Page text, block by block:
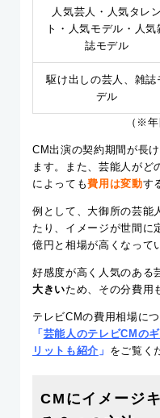
人気芸人・人気タレン
ト・人気モデル・人気
誌モデル
駆け出しの芸人、雑誌
デル
（※
CM出演の契約期間が長
ます。また、芸能人がど
によっても費用は変動す
例として、大御所の芸能
たり、イメージが世間に
億円と相場が高くなって
好感度が高く人気のある
大きいため、その分費用
テレビCMの費用相場に
「 芸能人のテレビCMの
リットも紹介 」 をご覧く
CMにイメージ